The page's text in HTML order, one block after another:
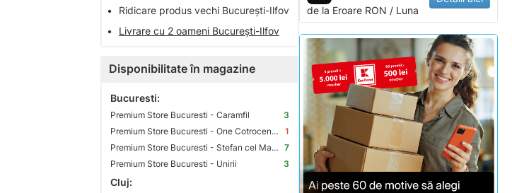
•
Ridicare produs vechi București-Ilfov
•
Livrare cu 2 oameni București-Ilfov
Disponibilitate în magazine
Bucuresti:
Premium Store Bucuresti - Caramfil
3
Premium Store Bucuresti - One Cotroceni Park
1
Premium Store Bucuresti - Stefan cel Mare 7
Premium Store Bucuresti - Unirii
3
Cluj:
de la Eroare RON / Luna